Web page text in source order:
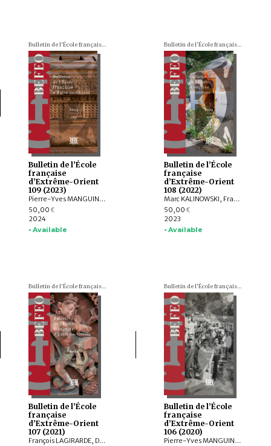
Bulletin de l'École française d'Extrême-Orient (BEFEO)
Bulletin de l’École
française
d’Extrême-Orient
109 (2023)
Pierre-Yves MANGUIN, Philippe PAPIN, Jean-Luc CHEVILLARD, Olivier de BERNON, François LAGIRARDE, Jiří JÁKL, Bertrand PORTE, Michel ANTELME, Volker GRABOWSKY, Thissana WEERAKIETSOONTORN, Raphaël MALANGIN, Nicolas SIMON, Peera PANARUT, Muhlis HADRAWI, Campbell MACKNIGHT, Kathryn WELLEN, Santi PAKDEEKHAM, HIEP Chan Vicheth
50,00 €
2024
• Available
Bulletin de l'École française d'Extrême-Orient (BEFEO)
Bulletin de l’École
française
d’Extrême-Orient
108 (2022)
Marc KALINOWSKI, François LACHAUD, Arlo GRIFFITHS, Titi Surti NASTITI, Xavier HERMAND, EKO BASTIAWAN, Cuong T. MAI, QIAN Shenghua, Benjamin DANIELS
50,00 €
2023
• Available
Bulletin de l'École française d'Extrême-Orient (BEFEO)
Bulletin de l’École
française
d’Extrême-Orient
107 (2021)
François LAGIRARDE, Dominic GOODALL, Louis GABAUDE, Nicolas REVIRE, Bruno DAGENS, Andrea ACRI, Franciscus VERELLEN, Allan G. GRAPARD, Johan LEVILLAIN, Hans T. BAKKER, ZHANG Zhaoyang, Javier SCHNAKE, Thissana WEERAKIETSOONTORN
Bulletin de l'École française d'Extrême-Orient (BEFEO)
Bulletin de l’École
française
d’Extrême-Orient
106 (2020)
Pierre-Yves MANGUIN, Andrew HARDY, Charlotte SCHMID, François LACHAUD, Dominic GOODALL, Arlo GRIFFITHS, Armand DESBAT, Béatrice WISNIEWSKI, Federico BAROCCO, NGUYỄN Tiến Đông, Patrice LADWIG, Yael SHIRI, Melinda Zulejka FODOR, Valérie THIRION-MERLE, Gisela THIERRIN-MICHAEL, Ranet HONG, Nicolas MOLLARD, LI Guoqiang, NGUYỄN ĐẶNG ANH MINH, NGUYỄN ĐÌNH HƯNG, NGUYỄN QUANG NGỌC, Chloé CHOLLET, Martin RATHIE